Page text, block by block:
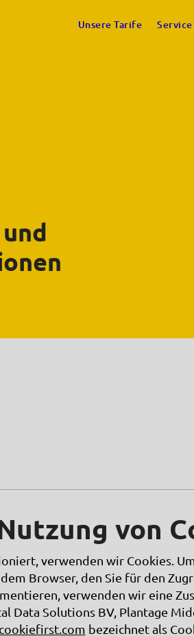
Unsere Tarife Service
von
verwenden wir Cookies.
Browser, den Sie für den
verwenden wir eine
Data Solutions BV, Plantage
bezeichnet als